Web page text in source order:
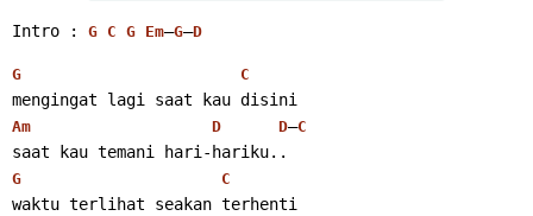
Intro : G C G Em–G–D
G C
mengingat lagi saat kau disini
Am D D–C
saat kau temani hari-hariku..
G C
waktu terlihat seakan terhenti